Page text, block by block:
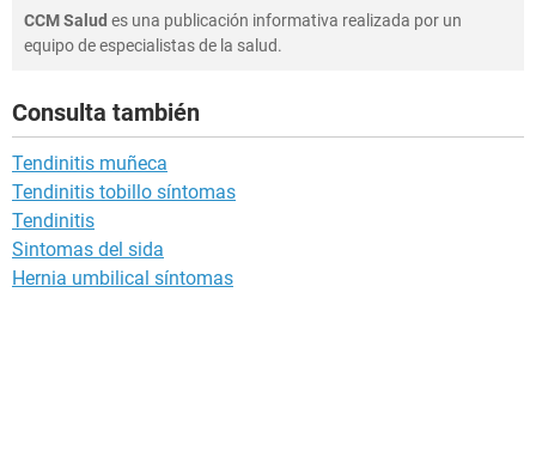
CCM Salud es una publicación informativa realizada por un
equipo de especialistas de la salud.
Consulta también
Tendinitis muñeca
Tendinitis tobillo síntomas
Tendinitis
Sintomas del sida
Hernia umbilical síntomas